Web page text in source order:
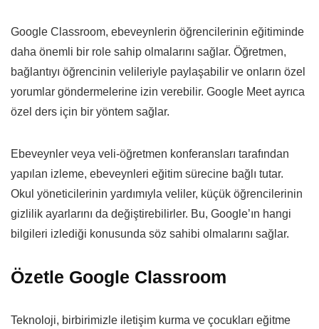
Google Classroom, ebeveynlerin öğrencilerinin eğitiminde
daha önemli bir role sahip olmalarını sağlar. Öğretmen,
bağlantıyı öğrencinin velileriyle paylaşabilir ve onların özel
yorumlar göndermelerine izin verebilir. Google Meet ayrıca
özel ders için bir yöntem sağlar.
Ebeveynler veya veli-öğretmen konferansları tarafından
yapılan izleme, ebeveynleri eğitim sürecine bağlı tutar.
Okul yöneticilerinin yardımıyla veliler, küçük öğrencilerinin
gizlilik ayarlarını da değiştirebilirler. Bu, Google’ın hangi
bilgileri izlediği konusunda söz sahibi olmalarını sağlar.
Özetle Google Classroom
Teknoloji, birbirimizle iletişim kurma ve çocukları eğitme